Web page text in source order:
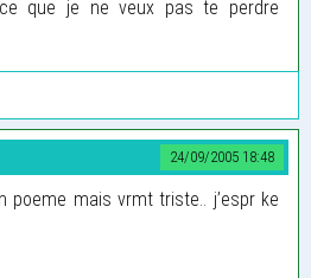
que je ne veux pas te perdre
24/09/2005 18:48
poeme mais vrmt triste.. j’espr ke